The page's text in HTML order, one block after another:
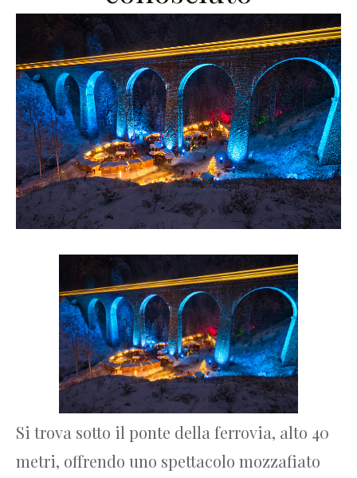
Si trova sotto il ponte della ferrovia, alto 40
metri, offrendo uno spettacolo mozzafiato